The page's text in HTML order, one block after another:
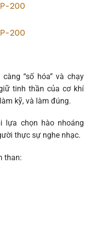
“số hóa” và chạy
tinh thần của cơ khí
kỹ, và làm đúng.
lựa chọn hào nhoáng
thực sự nghe nhạc.
than: